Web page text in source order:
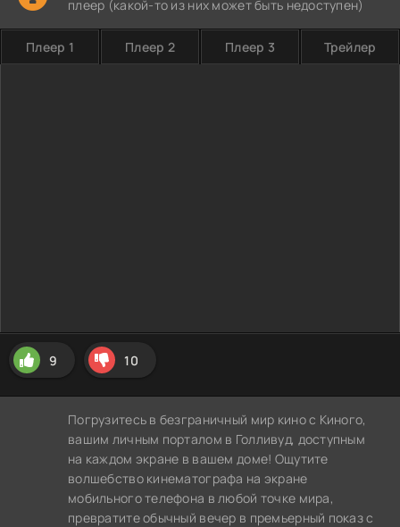
плеер (какой-то из них может быть недоступен)
Плеер 1 Плеер 2 Плеер 3 Трейлер
9 10
Погрузитесь в безграничный мир кино с Киного,
вашим личным порталом в Голливуд, доступным
на каждом экране в вашем доме! Ощутите
волшебство кинематографа на экране
мобильного телефона в любой точке мира,
превратите обычный вечер в премьерный показ с